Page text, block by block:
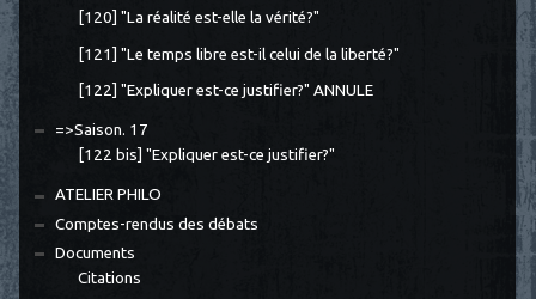
[120] "La réalité est-elle la vérité?"
[121] "Le temps libre est-il celui de la liberté?"
[122] "Expliquer est-ce justifier?" ANNULE
=>Saison. 17
[122 bis] "Expliquer est-ce justifier?"
ATELIER PHILO
Comptes-rendus des débats
Documents
Citations